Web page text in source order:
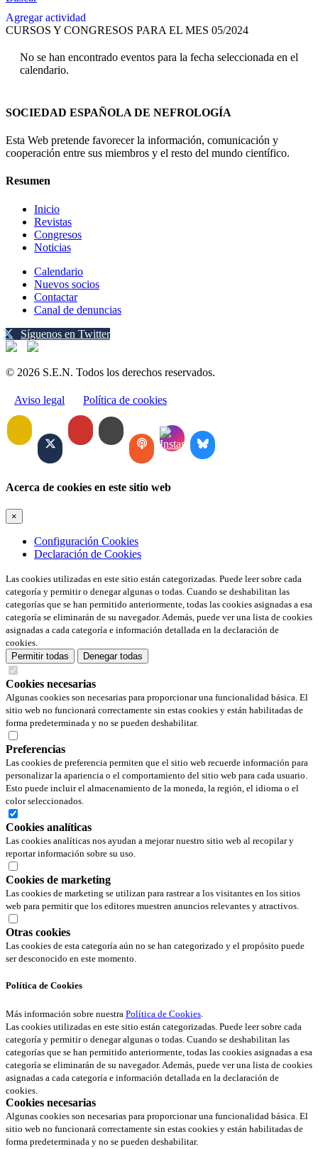
Agregar actividad
CURSOS Y CONGRESOS PARA EL MES 05/2024
No se han encontrado eventos para la fecha seleccionada en el
calendario.
SOCIEDAD ESPAÑOLA DE NEFROLOGÍA
Esta Web pretende favorecer la información, comunicación y
cooperación entre sus miembros y el resto del mundo científico.
Resumen
Inicio
Revistas
Congresos
Noticias
Calendario
Nuevos socios
Contactar
Canal de denuncias
Síguenos en Twitter
© 2026 S.E.N. Todos los derechos reservados.
Aviso legal Política de cookies
Acerca de cookies en este sitio web
×
Configuración Cookies
Declaración de Cookies
Las cookies utilizadas en este sitio están categorizadas. Puede leer sobre cada
categoría y permitir o denegar algunas o todas. Cuando se deshabilitan las
categorías que se han permitido anteriormente, todas las cookies asignadas a esa
categoría se eliminarán de su navegador. Además, puede ver una lista de cookies
asignadas a cada categoría e información detallada en la declaración de
cookies.
Permitir todas
Denegar todas
Cookies necesarias
Algunas cookies son necesarias para proporcionar una funcionalidad básica. El
sitio web no funcionará correctamente sin estas cookies y están habilitadas de
forma predeterminada y no se pueden deshabilitar.
Preferencias
Las cookies de preferencia permiten que el sitio web recuerde información para
personalizar la apariencia o el comportamiento del sitio web para cada usuario.
Esto puede incluir el almacenamiento de la moneda, la región, el idioma o el
color seleccionados.
Cookies analíticas
Las cookies analíticas nos ayudan a mejorar nuestro sitio web al recopilar y
reportar información sobre su uso.
Cookies de marketing
Las cookies de marketing se utilizan para rastrear a los visitantes en los sitios
web para permitir que los editores muestren anuncios relevantes y atractivos.
Otras cookies
Las cookies de esta categoría aún no se han categorizado y el propósito puede
ser desconocido en este momento.
Política de Cookies
Más información sobre nuestra Política de Cookies.
Las cookies utilizadas en este sitio están categorizadas. Puede leer sobre cada
categoría y permitir o denegar algunas o todas. Cuando se deshabilitan las
categorías que se han permitido anteriormente, todas las cookies asignadas a esa
categoría se eliminarán de su navegador. Además, puede ver una lista de cookies
asignadas a cada categoría e información detallada en la declaración de
cookies.
Cookies necesarias
Algunas cookies son necesarias para proporcionar una funcionalidad básica. El
sitio web no funcionará correctamente sin estas cookies y están habilitadas de
forma predeterminada y no se pueden deshabilitar.